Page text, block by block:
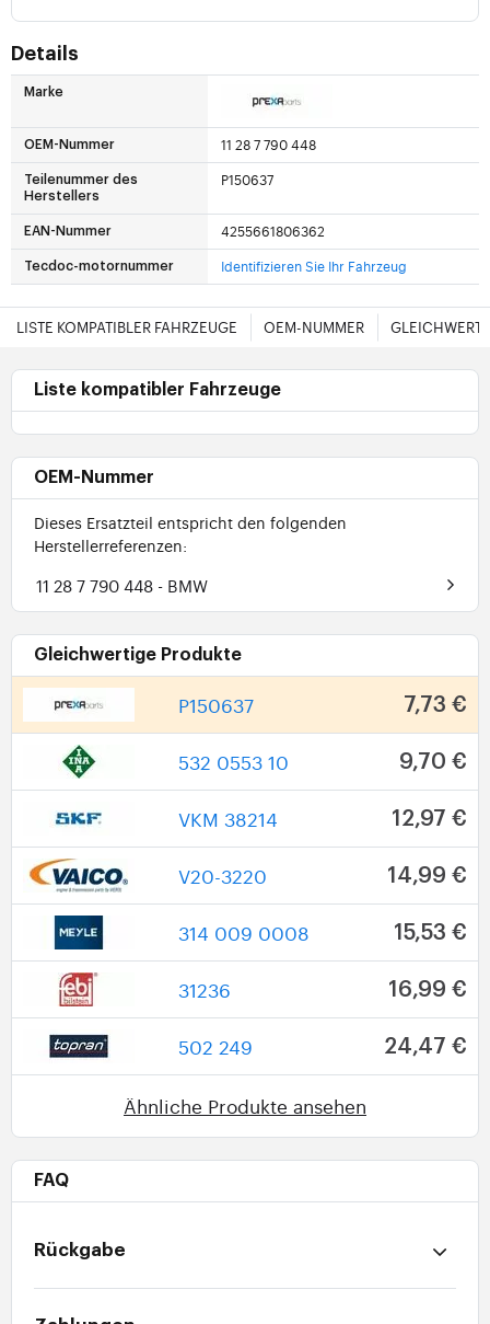
Details
Marke
OEM-Nummer 11 28 7 790 448
Teilenummer des
Herstellers
P150637
EAN-Nummer 4255661806362
Tecdoc-motornummer Identifizieren Sie Ihr Fahrzeug
LISTE KOMPATIBLER FAHRZEUGE OEM-NUMMER
Liste kompatibler Fahrzeuge
OEM-Nummer
Dieses Ersatzteil entspricht den folgenden
Herstellerreferenzen:
11 28 7 790 448 - BMW
Gleichwertige Produkte
P150637 7,73 €
532 0553 10 9,70 €
VKM 38214 12,97 €
V20-3220 14,99 €
314 009 0008 15,53 €
31236 16,99 €
502 249 24,47 €
Ähnliche Produkte ansehen
FAQ
Rückgabe